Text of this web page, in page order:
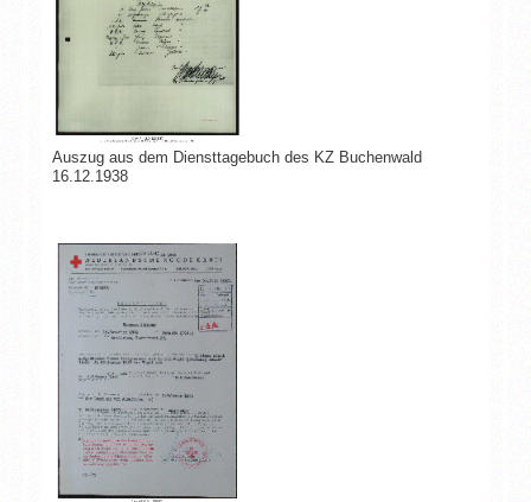
Auszug aus dem Diensttagebuch des KZ Buchenwald
16.12.1938